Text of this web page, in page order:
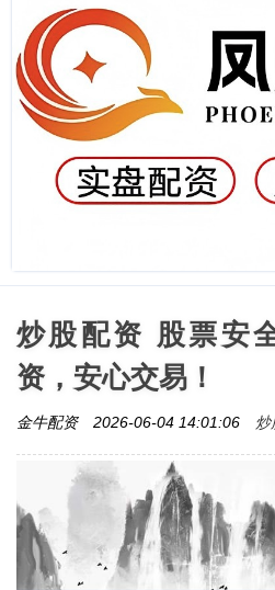
炒股配资 股票安
资，安心交易！
金牛配资 2026-06-04 14:01:06 炒